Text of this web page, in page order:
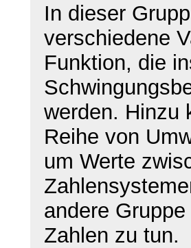
In dieser
verschiedene
Funktion, die
werden. Hinzu
Reihe von
um Werte
andere
Zahlen zu tun.